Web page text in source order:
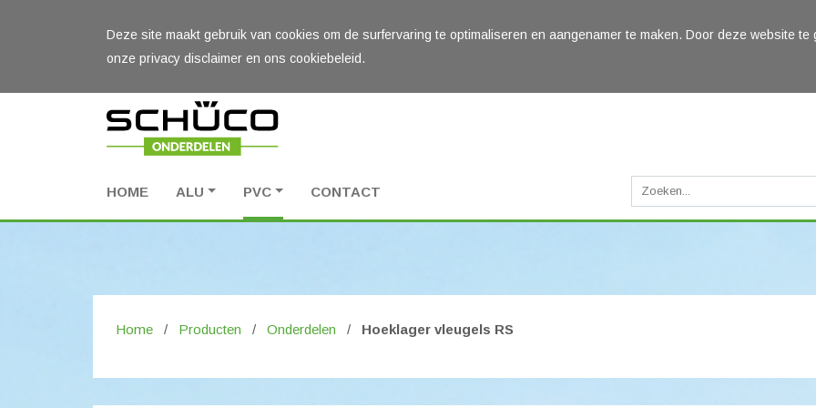
Deze site maakt gebruik van cookies om de surfervaring te optimaliseren en aangenamer te maken. Door deze website te
onze privacy disclaimer en ons cookiebeleid.
HOME ALU PVC CONTACT
Home / Producten / Onderdelen / Hoeklager vleugels RS